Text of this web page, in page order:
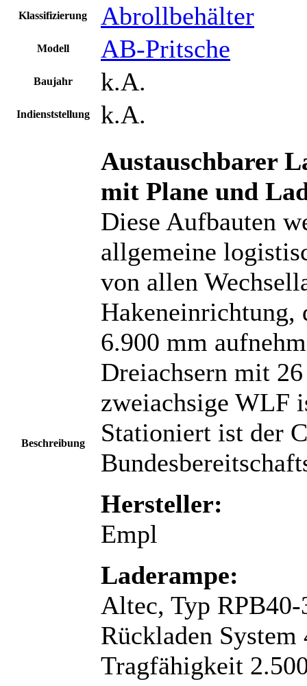
Klassifizierung Abrollbehälter
Modell AB-Pritsche
Baujahr k.A.
Indienststellung k.A.
Beschreibung
Austauschbarer
mit Plane und
Diese Aufbauten
allgemeine
von allen
Hakeneinrichtung,
6.900 mm
Dreiachsern mit
zweiachsige WLF
Stationiert ist der
Hersteller:
Empl
Laderampe:
Altec, Typ
Rückladen System
Tragfähigkeit